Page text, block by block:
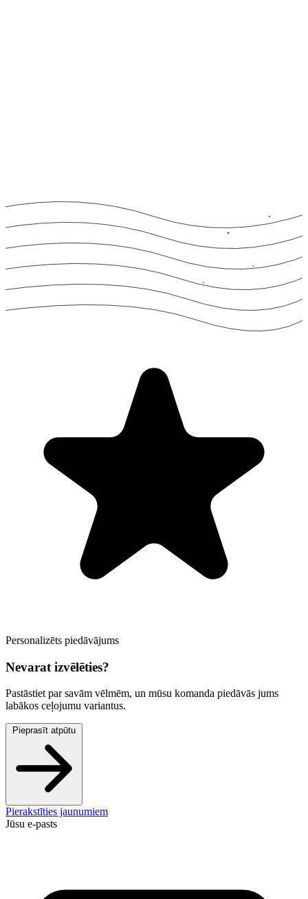
Personalizēts piedāvājums
Nevarat izvēlēties?
Pastāstiet par savām vēlmēm, un mūsu komanda piedāvās jums
labākos ceļojumu variantus.
Pieprasīt atpūtu
Pierakstīties jaunumiem
Jūsu e-pasts